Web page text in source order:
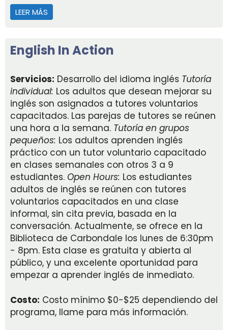
LEER MÁS
English In Action
Servicios: Desarrollo del idioma inglés Tutoría
individual: Los adultos que desean mejorar su
inglés son asignados a tutores voluntarios
capacitados. Las parejas de tutores se reúnen
una hora a la semana. Tutoría en grupos
pequeños: Los adultos aprenden inglés
práctico con un tutor voluntario capacitado
en clases semanales con otros 3 a 9
estudiantes. Open Hours: Los estudiantes
adultos de inglés se reúnen con tutores
voluntarios capacitados en una clase
informal, sin cita previa, basada en la
conversación. Actualmente, se ofrece en la
Biblioteca de Carbondale los lunes de 6:30pm
- 8pm. Esta clase es gratuita y abierta al
público, y una excelente oportunidad para
empezar a aprender inglés de inmediato.
Costo: Costo mínimo $0-$25 dependiendo del
programa, llame para más información.